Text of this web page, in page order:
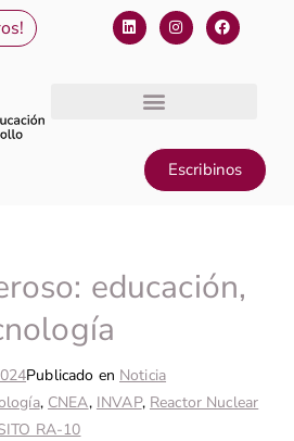
Escribinos
educación,
Publicado en Noticia
, CNEA, INVAP, Reactor Nuclear
RA-10